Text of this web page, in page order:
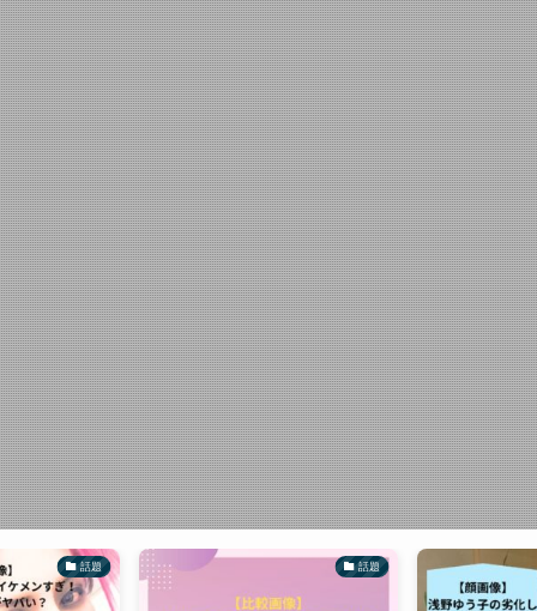
話題 話題